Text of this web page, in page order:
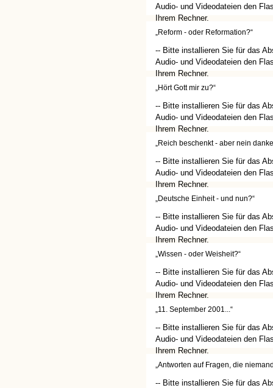
Audio- und Videodateien den
Ihrem Rechner.
(http://get.adobe.com/de/
„Reform - oder Reformation?“
-- Bitte installieren Sie für das
Audio- und Videodateien den
Ihrem Rechner.
(http://get.adobe.com/de/
„Hört Gott mir zu?“
-- Bitte installieren Sie für das
Audio- und Videodateien den
Ihrem Rechner.
(http://get.adobe.com/de/
„Reich beschenkt - aber nein
-- Bitte installieren Sie für das
Audio- und Videodateien den
Ihrem Rechner.
(http://get.adobe.com/de/
„Deutsche Einheit - und nun?“
-- Bitte installieren Sie für das
Audio- und Videodateien den
Ihrem Rechner.
(http://get.adobe.com/de/
„Wissen - oder Weisheit?“
-- Bitte installieren Sie für das
Audio- und Videodateien den
Ihrem Rechner.
(http://get.adobe.com/de/
„11. September 2001...“
-- Bitte installieren Sie für das
Audio- und Videodateien den
Ihrem Rechner.
(http://get.adobe.com/de/
„Antworten auf Fragen, die
-- Bitte installieren Sie für das